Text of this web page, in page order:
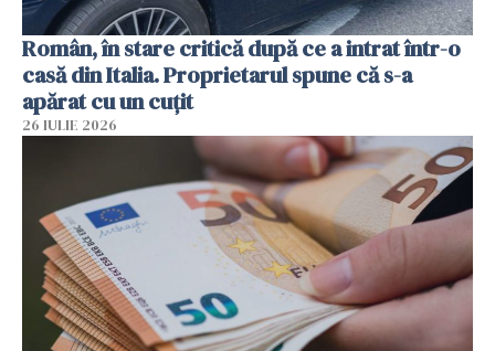
Român, în stare critică după ce a intrat într-o
casă din Italia. Proprietarul spune că s-a
apărat cu un cuțit
26 IULIE 2026